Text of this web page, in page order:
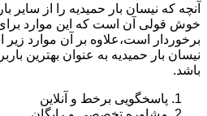
آنچه که نیسان بار حمیدیه را از سایر
خوش قولی آن است که این موارد برای
برخوردار است،علاوه بر آن موارد زیر
نیسان بار حمیدیه به عنوان بهترین
باشد.
پاسخگویی برخط و آنلاین